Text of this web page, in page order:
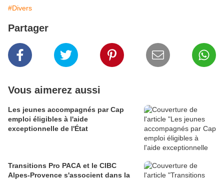
#Divers
Partager
Vous aimerez aussi
Les jeunes accompagnés par Cap
emploi éligibles à l'aide
exceptionnelle de l'État
Transitions Pro PACA et le CIBC
Alpes-Provence s'associent dans la